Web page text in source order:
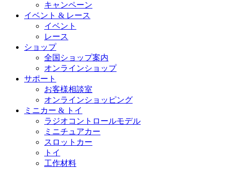
キャンペーン
イベント & レース
イベント
レース
ショップ
全国ショップ案内
オンラインショップ
サポート
お客様相談室
オンラインショッピング
ミニカー & トイ
ラジオコントロールモデル
ミニチュアカー
スロットカー
トイ
工作材料